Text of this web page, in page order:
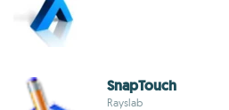
SnapTouch
Rayslab